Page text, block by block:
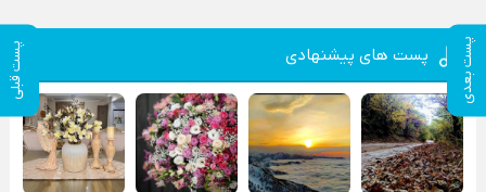
پست بعدی پست قبلی پست های پیشنهادی